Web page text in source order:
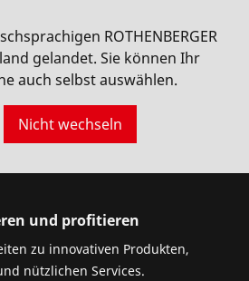
ROTHENBERGER
gelandet. Sie können Ihr
auch selbst auswählen.
Nicht wechseln
und profitieren
zu innovativen Produkten,
nützlichen Services.